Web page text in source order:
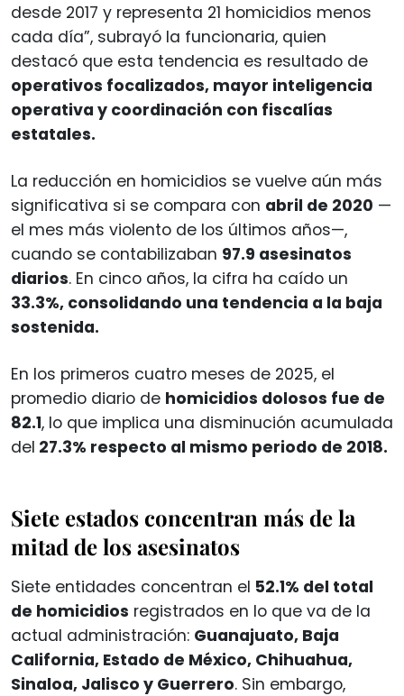
desde 2017 y representa 21 homicidios menos
cada día”, subrayó la funcionaria, quien
destacó que esta tendencia es resultado de
operativos focalizados, mayor inteligencia
operativa y coordinación con fiscalías
estatales.
La reducción en homicidios se vuelve aún más
significativa si se compara con abril de 2020 —
el mes más violento de los últimos años—,
cuando se contabilizaban 97.9 asesinatos
diarios. En cinco años, la cifra ha caído un
33.3%, consolidando una tendencia a la baja
sostenida.
En los primeros cuatro meses de 2025, el
promedio diario de homicidios dolosos fue de
82.1, lo que implica una disminución acumulada
del 27.3% respecto al mismo periodo de 2018.
Siete estados concentran más de la
mitad de los asesinatos
Siete entidades concentran el 52.1% del total
de homicidios registrados en lo que va de la
actual administración: Guanajuato, Baja
California, Estado de México, Chihuahua,
Sinaloa, Jalisco y Guerrero. Sin embargo,